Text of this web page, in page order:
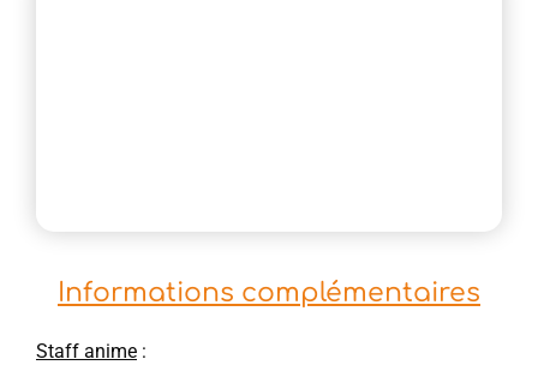
Informations complémentaires
Staff anime :